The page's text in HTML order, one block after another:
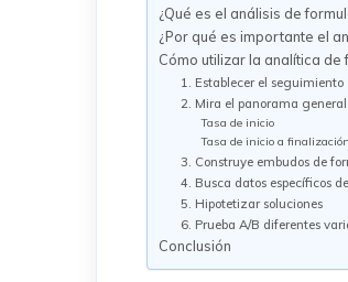
¿Qué es el análisis de
¿Por qué es importante el
Cómo utilizar la analítica
1. Establecer el seguimiento
2. Mira el panorama general
Tasa de inicio
Tasa de inicio a finalización
3. Construye embudos de
4. Busca datos específicos
5. Hipotetizar soluciones
6. Prueba A/B diferentes
Conclusión